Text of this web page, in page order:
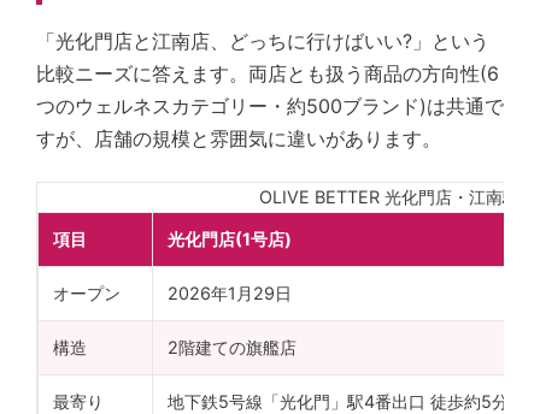
「光化門店と江南店、どっちに行けばいい?」という
比較ニーズに答えます。両店とも扱う商品の方向性(6
つのウェルネスカテゴリー・約500ブランド)は共通で
すが、店舗の規模と雰囲気に違いがあります。
OLIVE BETTER 光化門店・江南駅
項目 光化門店(1号店)
オープン 2026年1月29日
構造 2階建ての旗艦店
最寄り 地下鉄5号線「光化門」駅4番出口 徒歩約5分